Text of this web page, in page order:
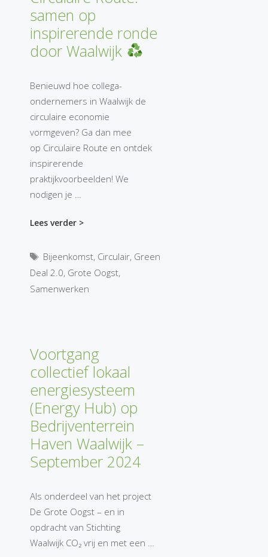
samen op
inspirerende ronde
door Waalwijk
Benieuwd hoe collega-
ondernemers in Waalwijk de
circulaire economie
vormgeven? Ga dan mee
op Circulaire Route en ontdek
inspirerende
praktijkvoorbeelden! We
nodigen je …
Lees verder >
Tags
Bijeenkomst, Circulair, Green
Deal 2.0, Grote Oogst,
Samenwerken
Voortgang
collectief lokaal
energiesysteem
(Energy Hub) op
Bedrijventerrein
Haven Waalwijk –
September 2024
Als onderdeel van het project
De Grote Oogst – en in
opdracht van Stichting
Waalwijk CO₂ vrij en met een …